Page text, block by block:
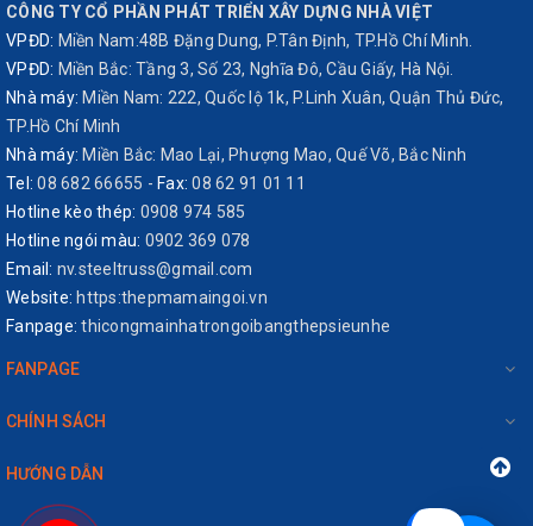
CÔNG TY CỔ PHẦN PHÁT TRIỂN XÂY DỰNG NHÀ VIỆT
VPĐD: Miền Nam:48B Đặng Dung, P.Tân Định, TP.Hồ Chí Minh.
VPĐD: Miền Bắc: Tầng 3, Số 23, Nghĩa Đô, Cầu Giấy, Hà Nội.
Nhà máy: Miền Nam: 222, Quốc lộ 1k, P.Linh Xuân, Quận Thủ Đức,
TP.Hồ Chí Minh
Nhà máy: Miền Bắc: Mao Lại, Phượng Mao, Quế Võ, Bắc Ninh
Tel: 08 682 66655 - Fax:08 62 91 01 11
Hotline kèo thép: 0908 974 585
Hotline ngói màu: 0902 369 078
Email: nv.steeltruss@gmail.com
Website: https:thepmamaingoi.vn
Fanpage: thicongmainhatrongoibangthepsieunhe
FANPAGE
CHÍNH SÁCH
HƯỚNG DẪN